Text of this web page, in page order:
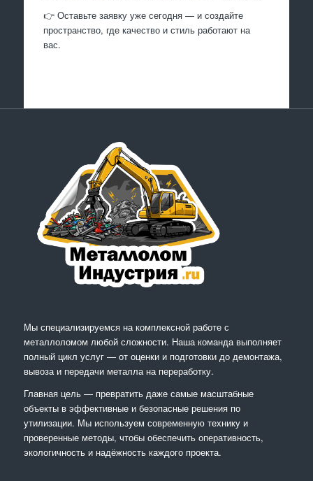
👉 Оставьте заявку уже сегодня — и создайте
пространство, где качество и стиль работают на
вас.
Мы специализируемся на комплексной работе с
металлоломом любой сложности. Наша команда выполняет
полный цикл услуг — от оценки и подготовки до демонтажа,
вывоза и передачи металла на переработку.
Главная цель — превратить даже самые масштабные
объекты в эффективные и безопасные решения по
утилизации. Мы используем современную технику и
проверенные методы, чтобы обеспечить оперативность,
экологичность и надёжность каждого проекта.